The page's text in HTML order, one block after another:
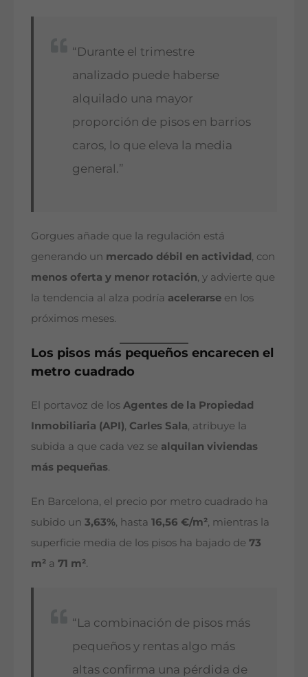
“Durante el trimestre
analizado puede haberse
alquilado una mayor
proporción de pisos en barrios
caros, lo que eleva la media
general.”
Gorgues añade que la regulación está
generando un mercado débil en actividad, con
menos oferta y menor rotación, y advierte que
la tendencia al alza podría acelerarse en los
próximos meses.
Los pisos más pequeños encarecen el
metro cuadrado
El portavoz de los Agentes de la Propiedad
Inmobiliaria (API), Carles Sala, atribuye la
subida a que cada vez se alquilan viviendas
más pequeñas.
En Barcelona, el precio por metro cuadrado ha
subido un 3,63%, hasta 16,56 €/m², mientras la
superficie media de los pisos ha bajado de 73
m² a 71 m².
“La combinación de pisos más
pequeños y rentas algo más
altas confirma una pérdida de